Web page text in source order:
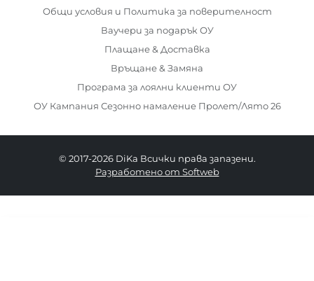
Общи условия и Политика за поверителност
Ваучери за подарък ОУ
Плащане & Доставка
Връщане & Замяна
Програма за лоялни клиенти ОУ
ОУ Кампания Сезонно намаление Пролет/Лято 26
© 2017-2026 DiKa Всички права запазени.
Разработено от Softweb